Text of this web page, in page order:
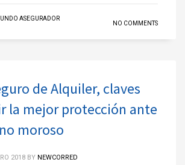
ASEGURADOR
NO COMMENTS
de Alquiler, claves
la mejor protección ante
moroso
2018 BY NEWCORRED